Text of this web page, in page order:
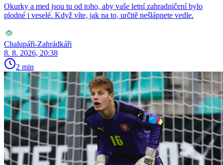
Okurky a med jsou tu od toho, aby vaše letní zahradničení bylo
plodné i veselé. Když víte, jak na to, určitě nešlápnete vedle.
Chalupáři-Zahrádkáři
8. 8. 2026, 20:38
2 min